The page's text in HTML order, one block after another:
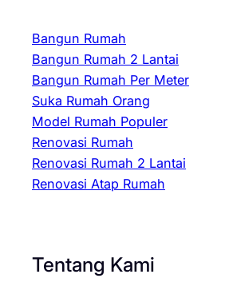
Bangun Rumah
Bangun Rumah 2 Lantai
Bangun Rumah Per Meter
Suka Rumah Orang
Model Rumah Populer
Renovasi Rumah
Renovasi Rumah 2 Lantai
Renovasi Atap Rumah
Tentang Kami